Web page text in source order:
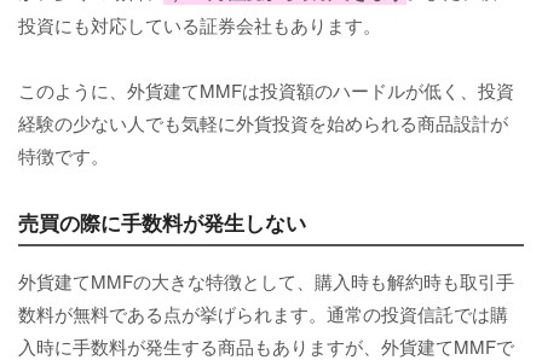
投資にも対応している証券会社もあります。
このように、外貨建てMMFは投資額のハードルが低く、投資
経験の少ない人でも気軽に外貨投資を始められる商品設計が
特徴です。
売買の際に手数料が発生しない
外貨建てMMFの大きな特徴として、購入時も解約時も取引手
数料が無料である点が挙げられます。通常の投資信託では購
入時に手数料が発生する商品もありますが、外貨建てMMFで